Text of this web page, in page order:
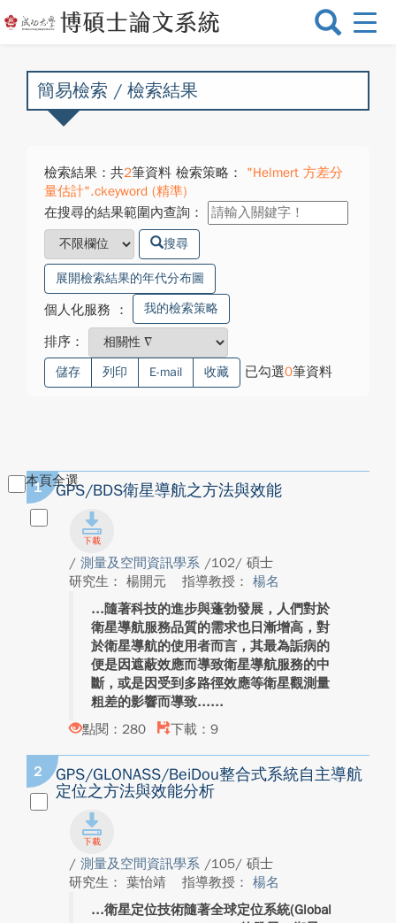
選
換
簡易檢索 / 檢索結果
檢索結果：共2筆資料 檢索策略：
"Helmert 方差分
量估計".ckeyword (精準)
在搜尋的結果範圍內查詢：
搜尋
展開檢索結果的年代分布圖
個人化服務 ： 我的檢索策略
排序：
儲存 列印 E-mail 收藏 已勾選0筆資料
本頁全選
1 GPS/BDS衛星導航之方法與效能
/ 測量及空間資訊學系 /102/ 碩士
研究生： 楊開元
指導教授： 楊名
隨著科技的進步與蓬勃發展，人們對於
衛星導航服務品質的需求也日漸增高，對
於衛星導航的使用者而言，其最為詬病的
便是因遮蔽效應而導致衛星導航服務的中
斷，或是因受到多路徑效應等衛星觀測量
粗差的影響而導致...
點閱：280
下載：9
2
GPS/GLONASS/BeiDou整合式系統自主導航
定位之方法與效能分析
/ 測量及空間資訊學系 /105/ 碩士
研究生： 葉怡靖
指導教授： 楊名
衛星定位技術隨著全球定位系統(Global